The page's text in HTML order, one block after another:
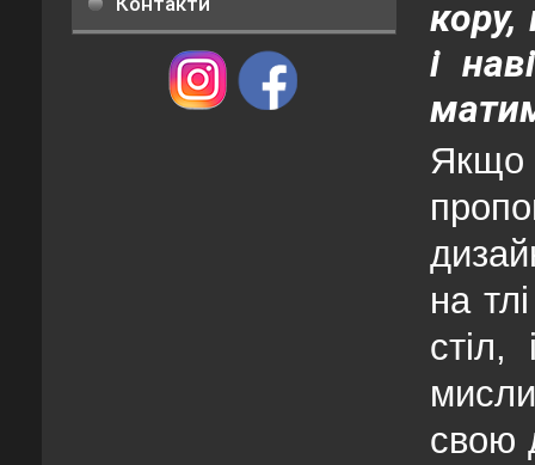
кору,
і
Якщо
на
стіл,
свою